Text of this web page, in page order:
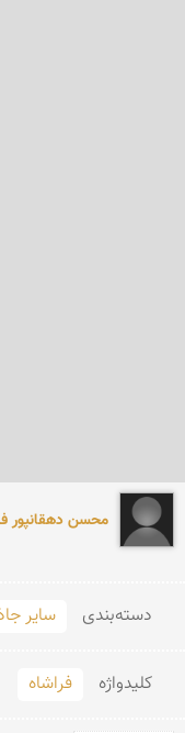
محسن دهقانپور
دسته‌بندی سایر
کلید‌واژه فراشاه